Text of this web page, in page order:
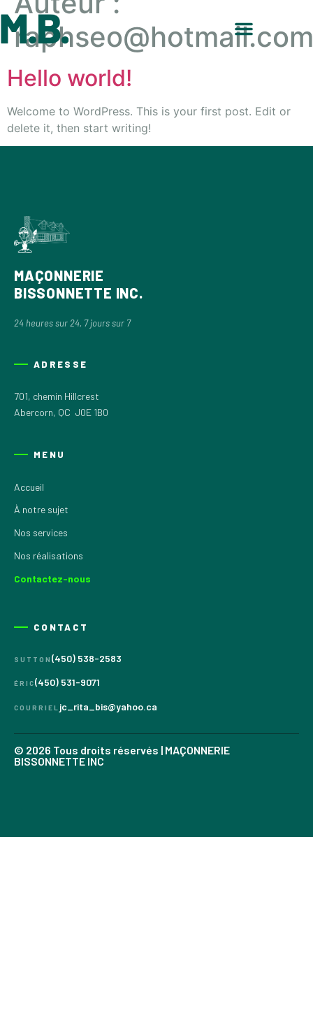
raphseo@hotmail.com
Hello world!
Welcome to WordPress. This is your first post. Edit or
delete it, then start writing!
MAÇONNERIE
BISSONNETTE INC.
24 heures sur 24, 7 jours sur 7
ADRESSE
701, chemin Hillcrest
Abercorn, QC J0E 1B0
MENU
Accueil
À notre sujet
Nos services
Nos réalisations
Contactez-nous
CONTACT
SUTTON (450) 538-2583
ÉRIC(450) 531-9071
COURRIEL jc_rita_bis@yahoo.ca
© 2026 Tous droits réservés | MAÇONNERIE
BISSONNETTE INC